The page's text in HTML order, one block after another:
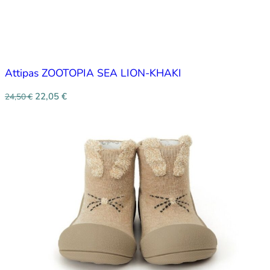
Attipas ZOOTOPIA SEA LION-KHAKI
24,50€ 22,05 €